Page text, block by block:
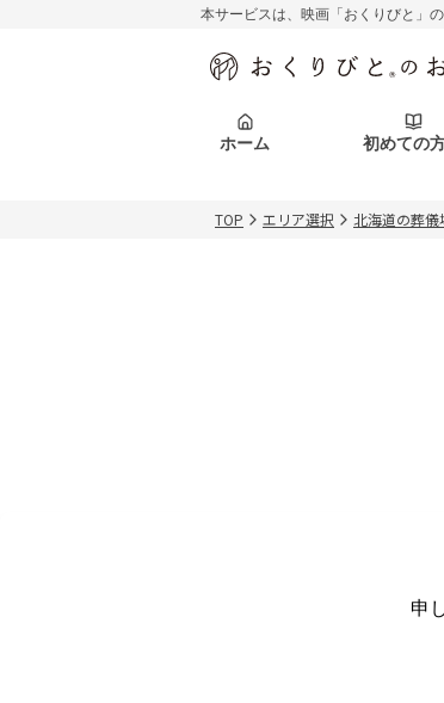
本サービスは、映画「おくりびと」
ホーム 初めての
初めての方へ
関東エリア
お客様の声
葬儀の知識
初めての方へ
会社を知る
関東エリア
北海道エリア 札
お客様の声
葬儀の知識
TOP エリア選択 北海道の葬儀
申